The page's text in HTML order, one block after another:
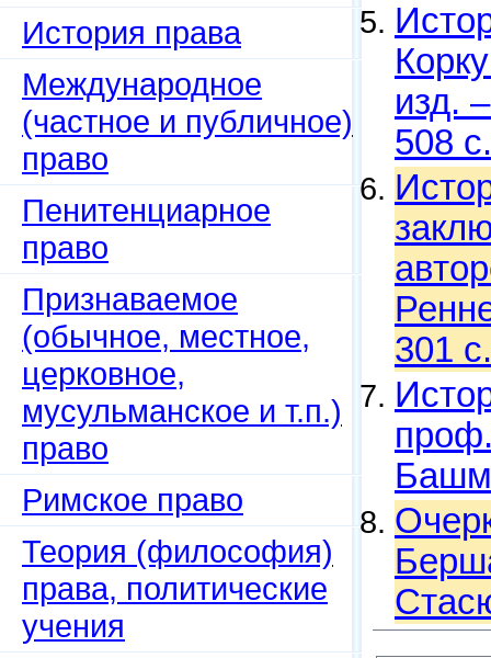
История права
Международное
(частное и публичное)
право
Пенитенциарное
право
Признаваемое
(обычное, местное,
церковное,
мусульманское и т.п.)
право
Римское право
Теория (философия)
права, политические
учения
изд.
508
301